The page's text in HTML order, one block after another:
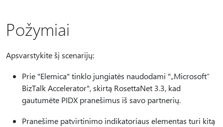
Požymiai
Apsvarstykite šį scenarijų:
Prie "Elemica" tinklo jungiatės naudodami "„Microsoft“
BizTalk Accelerator", skirtą RosettaNet 3.3, kad
gautumėte PIDX pranešimus iš savo partnerių.
Pranešime patvirtinimo indikatoriaus elementas turi kitą